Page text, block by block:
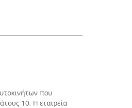
που
10. Η εταιρεία